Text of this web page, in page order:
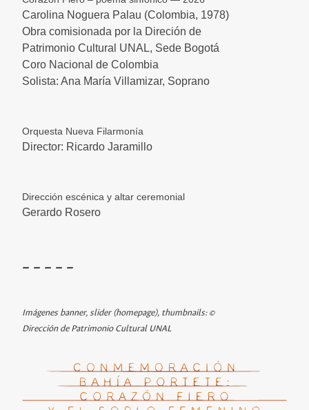
Carolina Noguera Palau (Colombia, 1978)
Obra comisionada por la Direción de
Patrimonio Cultural UNAL, Sede Bogotá
Coro Nacional de Colombia
Solista: Ana María Villamizar, Soprano
Orquesta Nueva Filarmonía
Director: Ricardo Jaramillo
Dirección escénica y altar ceremonial
Gerardo Rosero
– – – – –
Imágenes banner, slider (homepage), thumbnails: ©
Dirección de Patrimonio Cultural UNAL